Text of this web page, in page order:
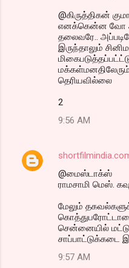
@கிருத்திகன்
எனக்கென்ன வோ
தலைவரே..
இருந்தாலும்
தெரியவில்லை
2
9:56 AM
@மைஸ்டாக்ஸ்
ராமசாமி மெஸ்.
மேலும்
சென்னையில்
சாப்பாட்டுக்கடை
9:57 AM